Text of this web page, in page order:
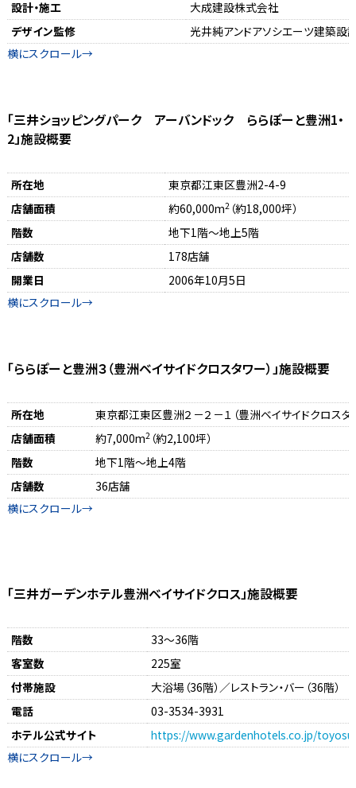
設計・施工
大成建設株式会社
デザイン監修
光井純アンドアソシエーツ建築設
「三井ショッピングパーク アーバンドック ららぽーと豊洲1・
2」施設概要
所在地
東京都江東区豊洲2-4-9
店舗面積
約60,000m2（約18,000坪）
階数
地下1階～地上5階
店舗数
178店舗
開業日
2006年10月5日
「ららぽーと豊洲３（豊洲ベイサイドクロスタワー）」施設概要
所在地
東京都江東区豊洲２－２－１（豊洲ベイサイドクロスタ
店舗面積
約7,000m2（約2,100坪）
階数
地下1階～地上4階
店舗数
36店舗
「三井ガーデンホテル豊洲ベイサイドクロス」施設概要
階数
33～36階
客室数
225室
付帯施設
大浴場（36階）／レストラン・バー（36階）
電話
03-3534-3931
ホテル公式サイト
https://www.gardenhotels.co.jp/